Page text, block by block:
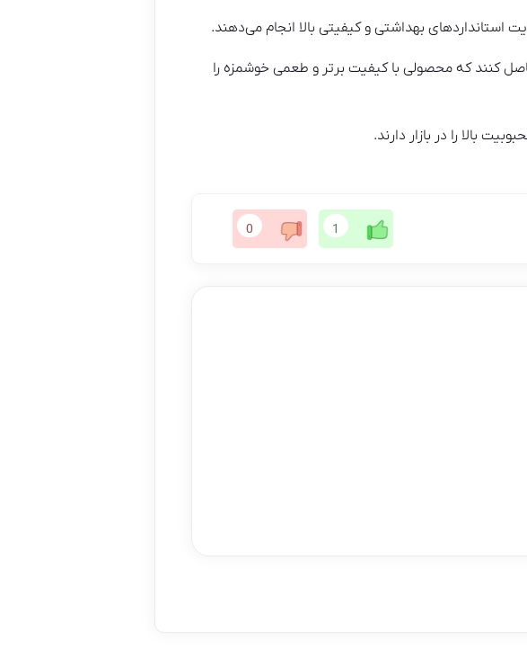
استانداردهای بهداشتی و کیفیتی بالا انجام می‌دهند.
کنند که محصولی با کیفیت برتر و طعمی خوشمزه را
بالا را در بازار دارند.
1
0